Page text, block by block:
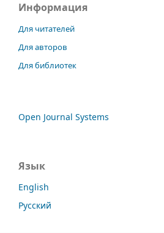
Информация
Для читателей
Для авторов
Для библиотек
Open Journal Systems
Язык
English
Русский